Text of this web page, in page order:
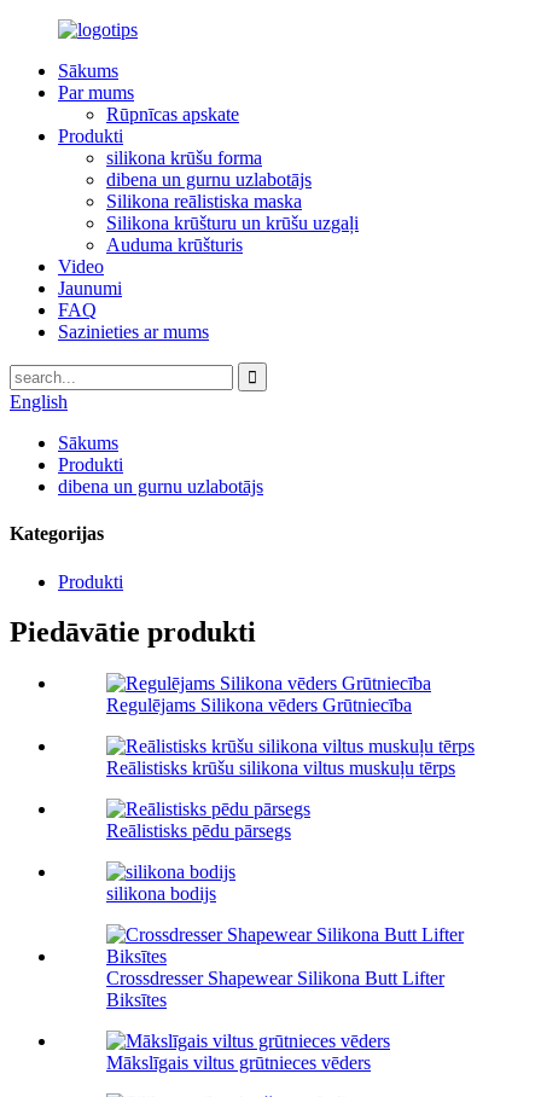
Sākums
Par mums
Rūpnīcas apskate
Produkti
silikona krūšu forma
dibena un gurnu uzlabotājs
Silikona reālistiska maska
Silikona krūšturu un krūšu uzgaļi
Auduma krūšturis
Video
Jaunumi
FAQ
Sazinieties ar mums
English
Sākums
Produkti
dibena un gurnu uzlabotājs
Kategorijas
Produkti
Piedāvātie produkti
Regulējams Silikona vēders Grūtniecība
Reālistisks krūšu silikona viltus muskuļu tērps
Reālistisks pēdu pārsegs
silikona bodijs
Crossdresser Shapewear Silikona Butt Lifter
Biksītes
Mākslīgais viltus grūtnieces vēders